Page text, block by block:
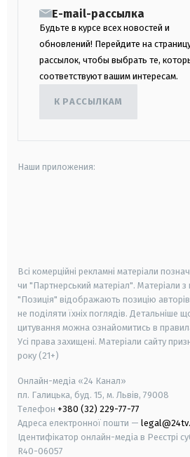
E-mail-рассылка
Будьте в курсе всех новостей и
обновлений! Перейдите на
рассылок, чтобы выбрать те,
соответствуют вашим интересам.
К РАССЫЛКАМ
Наши приложения:
Всі комерційні рекламні матеріали
чи "Партнерський матеріал". Матеріали
"Позиція" відображають позицію
не поділяти їхніх поглядів. Детальніше
цитування можна ознайомитись в
Усі права захищені. Матеріали сайту
року (21+)
Онлайн-медіа «24 Канал»
пл. Галицька, буд. 15, м. Львів, 79008
Телефон +380 (32) 229-77-77
Адреса електронної пошти —
Ідентифікатор онлайн-медіа в Реєстрі
R40-06057